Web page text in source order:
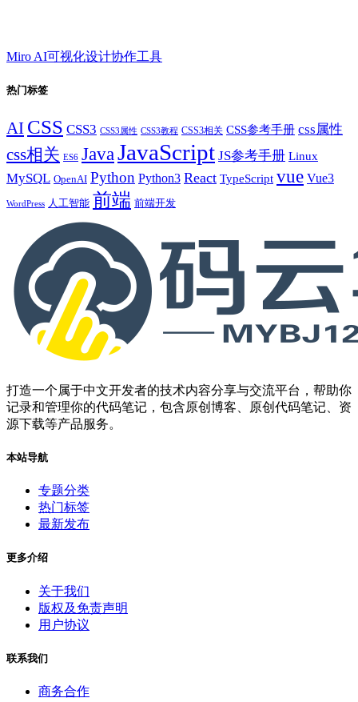
Miro AI可视化设计协作工具
热门标签
AI CSS CSS3 CSS3属性 CSS3教程 CSS3相关 CSS参考手册 css属性
css相关 ES6 JavaJavaScript JS参考手册 Linux
MySQL OpenAI Python Python3 React TypeScript vue Vue3
WordPress 人工智能 前端 前端开发
打造一个属于中文开发者的技术内容分享与交流平台，帮助你
记录和管理你的代码笔记，包含原创博客、原创代码笔记、资
源下载等产品服务。
本站导航
专题分类
热门标签
最新发布
更多介绍
关于我们
版权及免责声明
用户协议
联系我们
商务合作